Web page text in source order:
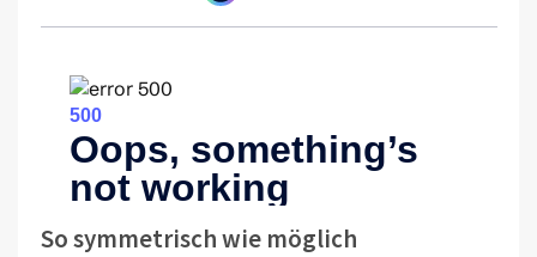
So symmetrisch wie möglich